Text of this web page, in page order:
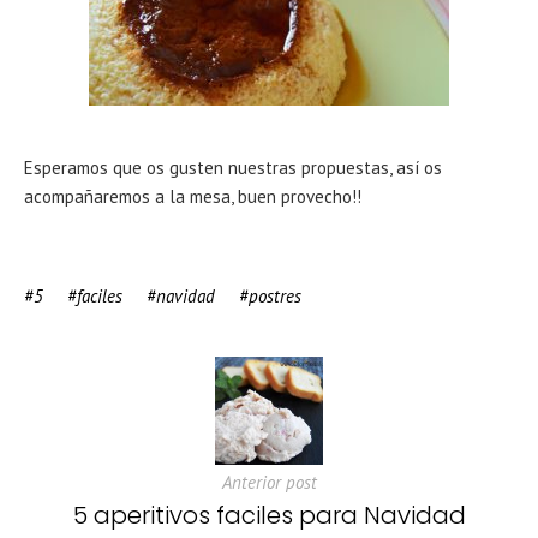
Esperamos que os gusten nuestras propuestas, así os
acompañaremos a la mesa, buen provecho!!
5 faciles navidad postres
Anterior post
5 aperitivos faciles para Navidad